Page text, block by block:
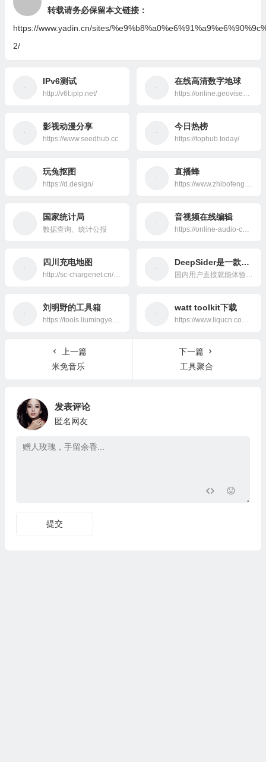
转载请务必保留本文链接：
https://www.yadin.cn/sites/
2/
IPv6测试
http://v6t.ipip.net/
在线高清数字地球
https://online.geovisearth.com/browser
影视动漫分享
https://www.seedhub.cc
今日热榜
https://tophub.today/
玩兔抠图
https://d.design/
直播蜂
https://www.zhibofeng.com/
国家统计局
数据查询、统计公报
音视频在线编辑
https://online-audio-converter.com/
四川充电地图
http://sc-chargenet.cn/charging-map.html
DeepSider是一款浏览器侧边栏插件，支持与多款热门AI模型进行聊天对话和图像生成。
国内用户直接就能体验最新的Nano Banana、GPT-5、Grok4、Claude 4、GPT-4o画图、Gemini 2.5 Pro、DeepSeek V3.1等等热门模型。
刘明野的工具箱
https://tools.liumingye.cn/
watt toolkit下载
https://www.liqucn.com/rj/234742.shtml
上一篇
米免音乐
下一篇
工具聚合
发表评论
匿名网友
提交